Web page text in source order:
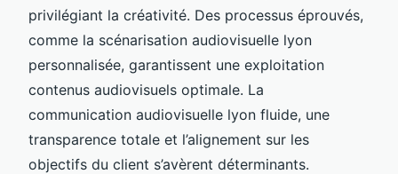
privilégiant la créativité. Des processus éprouvés,
comme la scénarisation audiovisuelle lyon
personnalisée, garantissent une exploitation
contenus audiovisuels optimale. La
communication audiovisuelle lyon fluide, une
transparence totale et l’alignement sur les
objectifs du client s’avèrent déterminants.